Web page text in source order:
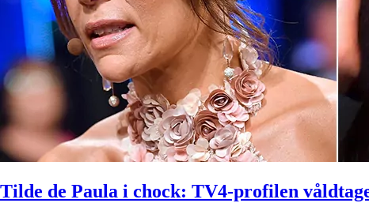
Tilde de Paula i chock: TV4-profilen